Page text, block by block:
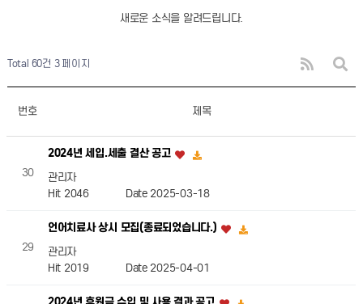
새로운 소식을 알려드립니다.
Total 60건 3 페이지
번호 제목
30
2024년 세입.세출 결산 공고
관리자
Hit 2046 Date 2025-03-18
29
언어치료사 상시 모집(종료되었습니다.)
관리자
Hit 2019 Date 2025-04-01